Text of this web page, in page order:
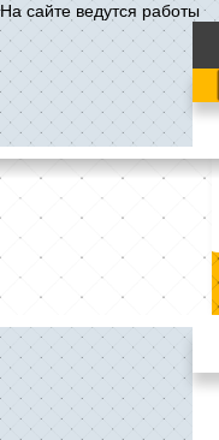
На сайте ведутся работы